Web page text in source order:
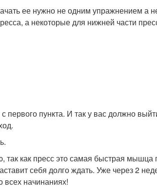
ее нужно не одним упражнением а
а некоторые для нижней части
пункта. И так у вас должно
так как пресс это самая быстрая
себя долго ждать. Уже через 2
всех начинаниях!